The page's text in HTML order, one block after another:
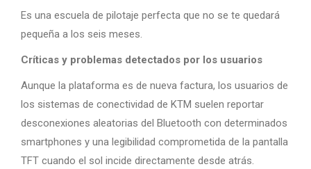
Es una escuela de pilotaje perfecta que no se te quedará
pequeña a los seis meses.
Críticas y problemas detectados por los usuarios
Aunque la plataforma es de nueva factura, los usuarios de
los sistemas de conectividad de KTM suelen reportar
desconexiones aleatorias del Bluetooth con determinados
smartphones y una legibilidad comprometida de la pantalla
TFT cuando el sol incide directamente desde atrás.